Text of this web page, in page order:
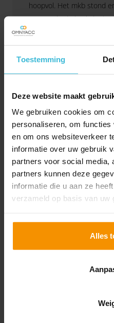
Toestemming
Deze website maakt
We gebruiken cookies om
personaliseren, om
en om ons websiteverkeer
informatie over uw gebruik
partners voor social media,
partners kunnen deze
informatie die u aan ze
verzameld op basis van uw
Alles
hoopvol. Het mkb stond
voor, en in de basis is dat
maatwerkoplossingen
ondernemers.
De detailhandel groeit
door webwinkels, doe-